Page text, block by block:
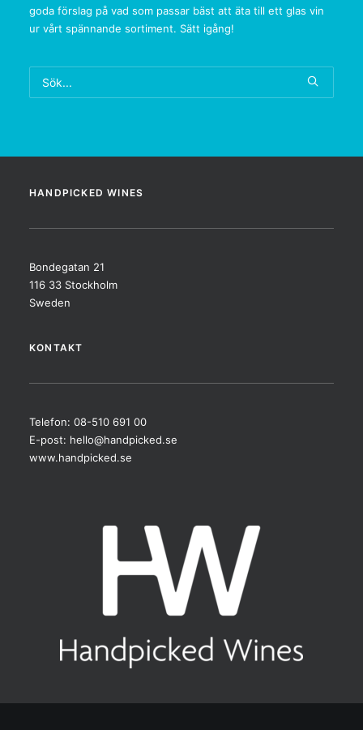
goda förslag på vad som passar bäst att äta till ett glas vin
ur vårt spännande sortiment. Sätt igång!
HANDPICKED WINES
Bondegatan 21
116 33 Stockholm
Sweden
KONTAKT
Telefon: 08-510 691 00
E-post: hello@handpicked.se
www.handpicked.se